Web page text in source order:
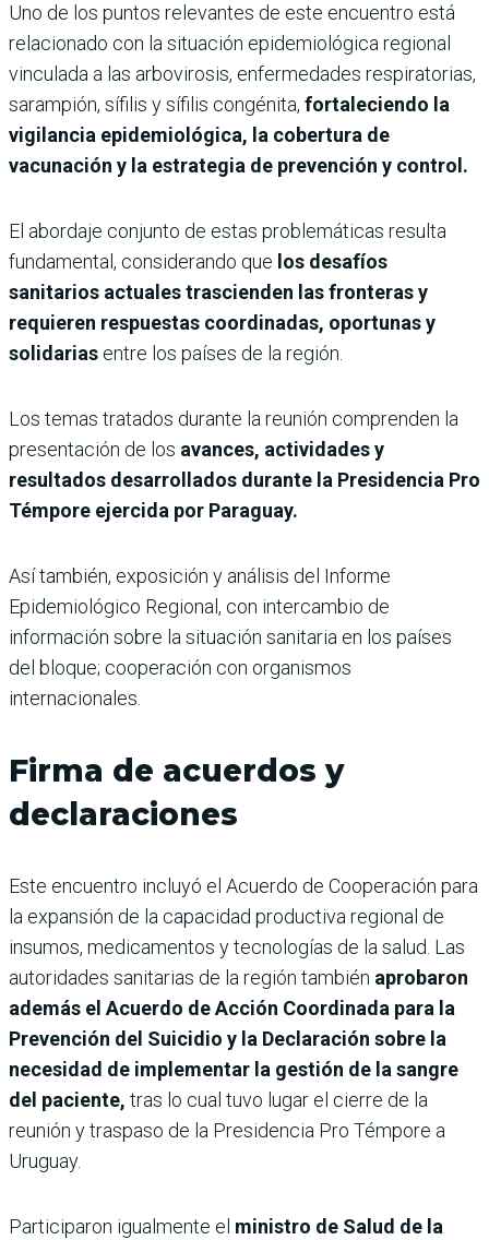
Uno de los puntos relevantes de este encuentro está
relacionado con la situación epidemiológica regional
vinculada a las arbovirosis, enfermedades respiratorias,
sarampión, sífilis y sífilis congénita, fortaleciendo la
vigilancia epidemiológica, la cobertura de
vacunación y la estrategia de prevención y control.
El abordaje conjunto de estas problemáticas resulta
fundamental, considerando que los desafíos
sanitarios actuales trascienden las fronteras y
requieren respuestas coordinadas, oportunas y
solidarias entre los países de la región.
Los temas tratados durante la reunión comprenden la
presentación de los avances, actividades y
resultados desarrollados durante la Presidencia Pro
Témpore ejercida por Paraguay.
Así también, exposición y análisis del Informe
Epidemiológico Regional, con intercambio de
información sobre la situación sanitaria en los países
del bloque; cooperación con organismos
internacionales.
Firma de acuerdos y
declaraciones
Este encuentro incluyó el Acuerdo de Cooperación para
la expansión de la capacidad productiva regional de
insumos, medicamentos y tecnologías de la salud. Las
autoridades sanitarias de la región también aprobaron
además el Acuerdo de Acción Coordinada para la
Prevención del Suicidio y la Declaración sobre la
necesidad de implementar la gestión de la sangre
del paciente, tras lo cual tuvo lugar el cierre de la
reunión y traspaso de la Presidencia Pro Témpore a
Uruguay.
Participaron igualmente el ministro de Salud de la